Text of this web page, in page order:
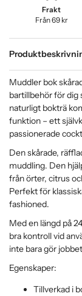
Frakt
Från 69 kr
Muddler bok
bartillbehör för dig
naturligt bokträ
funktion – ett
passionerade
Den skårade,
muddling. Den
från örter, citrus
Perfekt för
fashioned.
Med en längd på
bra kontroll vid
inte bara gör
Egenskaper:
Tillverkad i